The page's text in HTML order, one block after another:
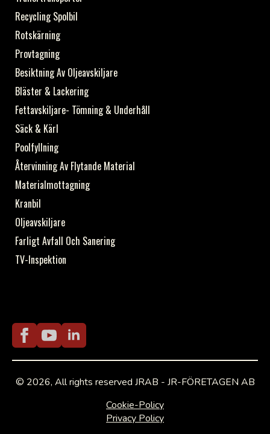
Recycling Spolbil
Rotskärning
Provtagning
Besiktning Av Oljeavskiljare
Bläster & Lackering
Fettavskiljare- Tömning & Underhåll
Säck & Kärl
Poolfyllning
Återvinning Av Flytande Material
Materialmottagning
Kranbil
Oljeavskiljare
Farligt Avfall Och Sanering
TV-Inspektion
© 2026, All rights reserved JRAB - JR-FÖRETAGEN AB
Cookie-Policy
Privacy Policy